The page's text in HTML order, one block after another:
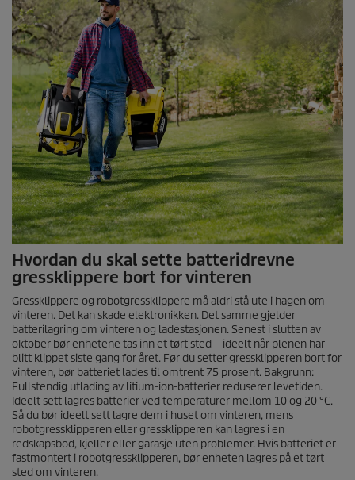
Hvordan du skal sette batteridrevne
gressklippere bort for vinteren
Gressklippere og robotgressklippere må aldri stå ute i hagen om
vinteren. Det kan skade elektronikken. Det samme gjelder
batterilagring om vinteren og ladestasjonen. Senest i slutten av
oktober bør enhetene tas inn et tørt sted – ideelt når plenen har
blitt klippet siste gang for året. Før du setter gressklipperen bort for
vinteren, bør batteriet lades til omtrent 75 prosent. Bakgrunn:
Fullstendig utlading av litium-ion-batterier reduserer levetiden.
Ideelt sett lagres batterier ved temperaturer mellom 10 og 20 °C.
Så du bør ideelt sett lagre dem i huset om vinteren, mens
robotgressklipperen eller gressklipperen kan lagres i en
redskapsbod, kjeller eller garasje uten problemer. Hvis batteriet er
fastmontert i robotgressklipperen, bør enheten lagres på et tørt
sted om vinteren.